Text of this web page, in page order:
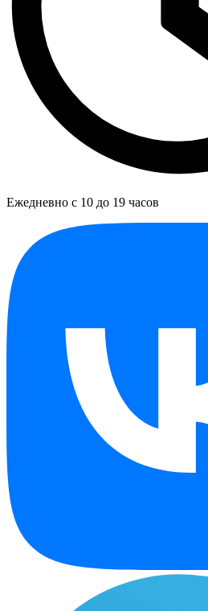
Ежедневно с 10 до 19 часов